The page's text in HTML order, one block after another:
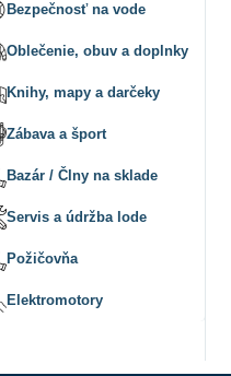
Bezpečnosť na vode
Oblečenie, obuv a doplnky
Knihy, mapy a darčeky
Zábava a šport
Bazár / Člny na sklade
Servis a údržba lode
Požičovňa
Elektromotory